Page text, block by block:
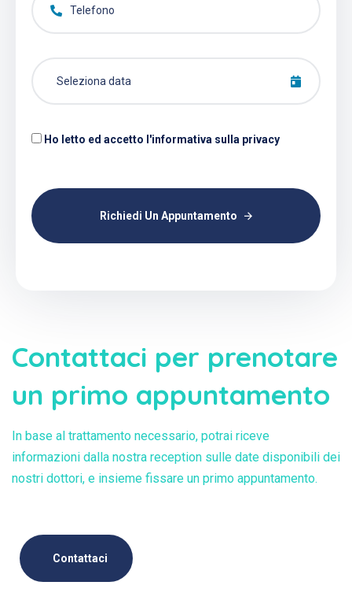
Ho letto ed accetto l'informativa sulla privacy
Richiedi Un Appuntamento
Contattaci per prenotare
un primo appuntamento
In base al trattamento necessario, potrai riceve
informazioni dalla nostra reception sulle date disponibili dei
nostri dottori, e insieme fissare un primo appuntamento.
Contattaci